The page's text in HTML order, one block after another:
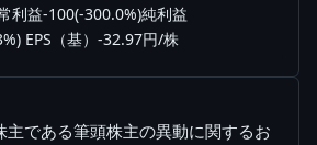
利益-100(-300.0%)純利益
EPS（基）-32.97円/株
主である筆頭株主の異動に関するお